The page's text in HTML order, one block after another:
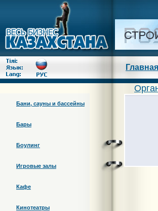
Главная
Бани, сауны и бассейны
Бары
Боулинг
Игровые залы
Кафе
Кинотеатры